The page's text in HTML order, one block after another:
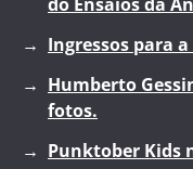
Ingressos para
Humberto
fotos.
Punktober Kids